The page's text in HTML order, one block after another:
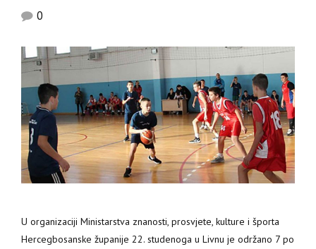
0
U organizaciji Ministarstva znanosti, prosvjete, kulture i športa
Hercegbosanske županije 22. studenoga u Livnu je održano 7 po